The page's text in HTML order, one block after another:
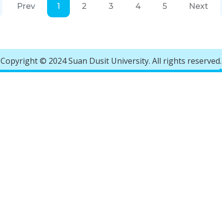
Prev 1 2 3 4 5 Next
Copyright © 2024 Suan Dusit University. All rights reserved.